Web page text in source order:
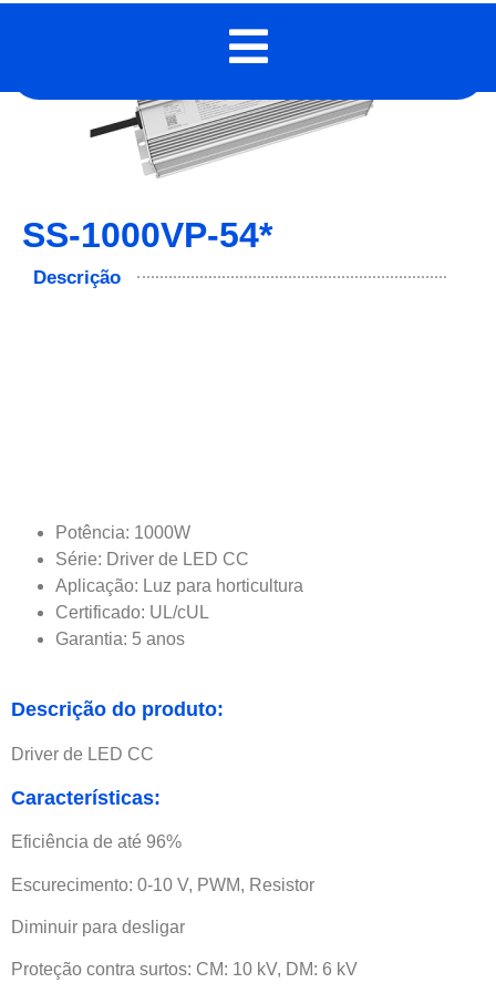
SS-1000VP-54*
Descrição
Potência: 1000W
Série: Driver de LED CC
Aplicação: Luz para horticultura
Certificado: UL/cUL
Garantia: 5 anos
Descrição do produto:
Driver de LED CC
Características:
Eficiência de até 96%
Escurecimento: 0-10 V, PWM, Resistor
Diminuir para desligar
Proteção contra surtos: CM: 10 kV, DM: 6 kV